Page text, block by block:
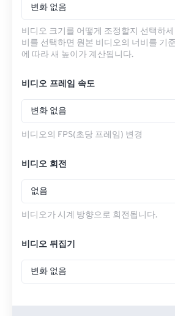
변화 없음
비디오 크기를 어떻게 조정할지 선택하
비를 선택하면 원본 비디오의 너비를 기
에 따라 새 높이가 계산됩니다.
비디오 프레임 속도
변화 없음
비디오의 FPS(초당 프레임) 변경
비디오 회전
없음
비디오가 시계 방향으로 회전됩니다.
비디오 뒤집기
변화 없음